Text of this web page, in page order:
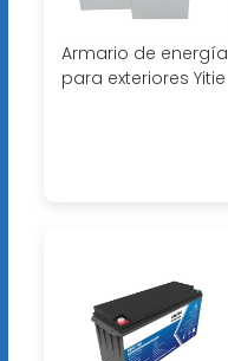
Armario de energía
para exteriores Yitie